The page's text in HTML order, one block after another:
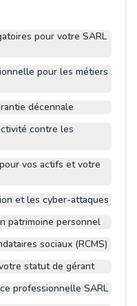
pour votre SARL
pour les métiers
décennale
contre les
vos actifs et votre
et les cyber-attaques
patrimoine personnel
sociaux (RCMS)
statut de gérant
professionnelle SARL